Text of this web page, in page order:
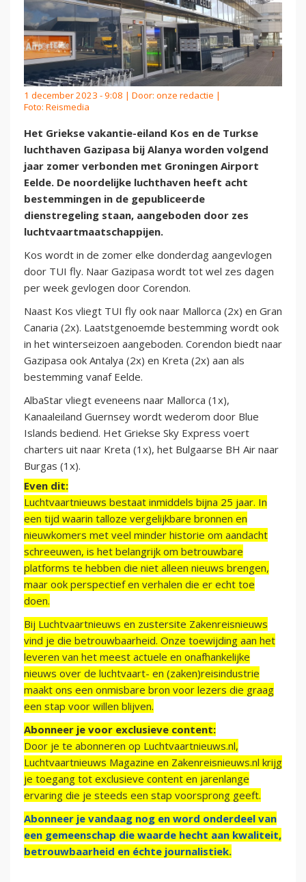
1 december 2023 - 9:08 | Door: onze redactie |
Foto: Reismedia
Het Griekse vakantie-eiland Kos en de Turkse
luchthaven Gazipasa bij Alanya worden volgend
jaar zomer verbonden met Groningen Airport
Eelde. De noordelijke luchthaven heeft acht
bestemmingen in de gepubliceerde
dienstregeling staan, aangeboden door zes
luchtvaartmaatschappijen.
Kos wordt in de zomer elke donderdag aangevlogen
door TUI fly. Naar Gazipasa wordt tot wel zes dagen
per week gevlogen door Corendon.
Naast Kos vliegt TUI fly ook naar Mallorca (2x) en Gran
Canaria (2x). Laatstgenoemde bestemming wordt ook
in het winterseizoen aangeboden. Corendon biedt naar
Gazipasa ook Antalya (2x) en Kreta (2x) aan als
bestemming vanaf Eelde.
AlbaStar vliegt eveneens naar Mallorca (1x),
Kanaaleiland Guernsey wordt wederom door Blue
Islands bediend. Het Griekse Sky Express voert
charters uit naar Kreta (1x), het Bulgaarse BH Air naar
Burgas (1x).
Even dit:
Luchtvaartnieuws bestaat inmiddels bijna 25 jaar. In
een tijd waarin talloze vergelijkbare bronnen en
nieuwkomers met veel minder historie om aandacht
schreeuwen, is het belangrijk om betrouwbare
platforms te hebben die niet alleen nieuws brengen,
maar ook perspectief en verhalen die er echt toe
doen.
Bij Luchtvaartnieuws en zustersite Zakenreisnieuws
vind je die betrouwbaarheid. Onze toewijding aan het
leveren van het meest actuele en onafhankelijke
nieuws over de luchtvaart- en (zaken)reisindustrie
maakt ons een onmisbare bron voor lezers die graag
een stap voor willen blijven.
Abonneer je voor exclusieve content:
Door je te abonneren op Luchtvaartnieuws.nl,
Luchtvaartnieuws Magazine en Zakenreisnieuws.nl krijg
je toegang tot exclusieve content en jarenlange
ervaring die je steeds een stap voorsprong geeft.
Abonneer je vandaag nog en word onderdeel van
een gemeenschap die waarde hecht aan kwaliteit,
betrouwbaarheid en échte journalistiek.